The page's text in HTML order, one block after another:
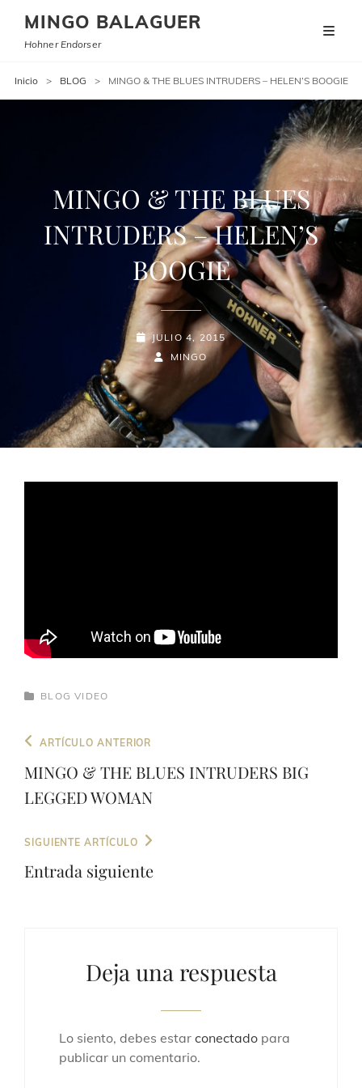
MINGO BALAGUER
Hohner Endorser
Inicio > BLOG > MINGO & THE BLUES INTRUDERS – HELEN’S BOOGIE
MINGO & THE BLUES
INTRUDERS – HELEN’S
BOOGIE
PUBLICADO
EL
JULIO 4, 2015
POR
LÍNEA
BYLINE
MINGO
CATEGORÍAS
BLOG VIDEO
Navegación
de
entradas
Entrada
anterior
ARTÍCULO ANTERIOR
MINGO & THE BLUES INTRUDERS BIG
LEGGED WOMAN
Entrada
siguiente
SIGUIENTE ARTÍCULO
Entrada siguiente
Deja una respuesta
Lo siento, debes estar conectado para
publicar un comentario.